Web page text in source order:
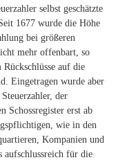
selbst geschätzte
1677 wurde die Höhe
bei größeren
mehr offenbart, so
Rückschlüsse auf die
Eingetragen wurde aber
der
Schossregister erst ab
wie in den
Kompanien und
aufschlussreich für die